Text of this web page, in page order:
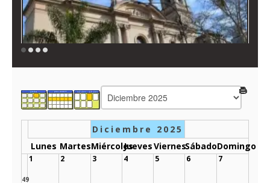
Diciembre 2025
Lunes MartesMiércolesJuevesViernesSábadoDomingo
49
1 2 3 4 5 6 7